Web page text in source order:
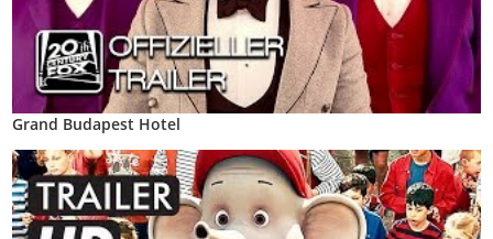
Grand Budapest Hotel